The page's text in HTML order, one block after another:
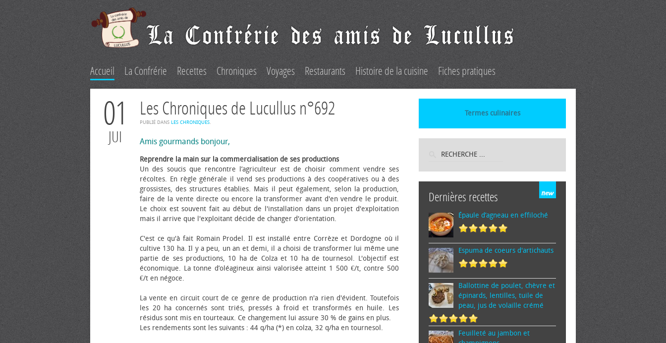
Accueil La Confrérie Recettes Chroniques Voyages Restaurants Histoire de la cuisine Fiches pratiques
01
JUI
Les Chroniques de Lucullus n°692
PUBLIÉ DANS LES CHRONIQUES.
Amis gourmands bonjour,
Reprendre la main sur la commercialisation de ses productions
Un des soucis que rencontre l’agriculteur est de choisir comment vendre ses
récoltes. En règle générale il vend ses productions à des coopératives ou à des
grossistes, des structures établies. Mais il peut également, selon la production,
faire de la vente directe ou encore la transformer avant d'en vendre le produit.
Le choix est souvent fait au début de l'installation dans un projet d'exploitation
mais il arrive que l'exploitant décide de changer d'orientation.
C'est ce qu'à fait Romain Prodel. Il est installé entre Corrèze et Dordogne où il
cultive 130 ha. Il y a peu, un an et demi, il a choisi de transformer lui même une
partie de ses productions, 10 ha de Colza et 10 ha de tournesol. L'objectif est
économique. La tonne d’oléagineux ainsi valorisée atteint 1 500 €/t, contre 500
€/t en négoce.
La vente en circuit court de ce genre de production n'a rien d'évident. Toutefois
les 20 ha concernés sont triés, pressés à froid et transformés en huile. Les
résidus sont mis en tourteaux. Ce changement lui assure 30 % de gains en plus.
Les rendements sont les suivants : 44 q/ha (*) en colza, 32 q/ha en tournesol.
Termes culinaires
Dernières recettes
Épaule d’agneau en effiloché
Espuma de cœurs d'artichauts
Ballottine de poulet, chèvre et
épinards, lentilles, tuile de
peau, jus de volaille crémé
Feuilleté au jambon et